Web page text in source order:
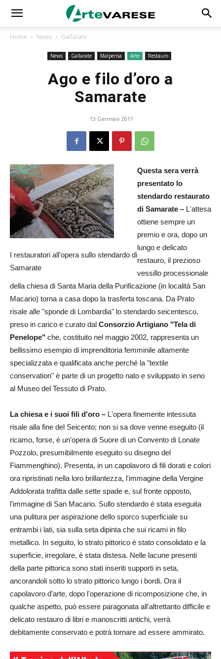
Home News Gallarate
News Gallarate Malpensa Arte Restauro
Ago e filo d’oro a
Samarate
13 Gennaio 2011
I restauratori all'opera sullo stendardo di
Samarate
Questa sera verrà
presentato lo
stendardo restaurato
di Samarate – L'attesa
ottiene sempre un
premio e ora, dopo un
lungo e delicato
restauro, il prezioso
vessillo processionale
della chiesa di Santa Maria della Purificazione (in località San
Macario) torna a casa dopo la trasferta toscana. Da Prato
risale alle "sponde di Lombardia" lo stendardo seicentesco,
preso in carico e curato dal Consorzio Artigiano "Tela di
Penelope" che, costituito nel maggio 2002, rappresenta un
bellissimo esempio di imprenditoria femminile altamente
specializzata e qualificata anche perché la "textile
conservation" è parte di un progetto nato e sviluppato in seno
al Museo del Tessuto di Prato.
La chiesa e i suoi fili d'oro – L'opera finemente intessuta
risale alla fine del Seicento; non si sa dove venne eseguito (il
ricamo, forse, è un'opera di Suore di un Convento di Lonate
Pozzolo, presumibilmente eseguito su disegno del
Fiammenghino). Presenta, in un capolavoro di fili dorati e colori
ora ripristinati nella loro brillantezza, l'immagine della Vergine
Addolorata trafitta dalle sette spade e, sul fronte opposto,
l'immagine di San Macario. Sullo stendardo è stata eseguita
una pulitura per aspirazione dello sporco superficiale su
entrambi i lati, sia sulla seta dipinta che sui ricami in filo
metallico. In seguito, lo strato pittorico è stato consolidato e la
superficie, irregolare, è stata distesa. Nelle lacune presenti
della parte pittorica sono stati inseriti supporti in seta,
ancorandoli sotto lo strato pittorico lungo i bordi. Ora il
capolavoro d'arte, dopo l'operazione di ricomposizione che, in
qualche aspetto, può essere paragonata all'altrettanto difficile e
delicato restauro di libri e manoscritti antichi, verrà
debitamente conservato e potrà tornare ad essere ammirato.